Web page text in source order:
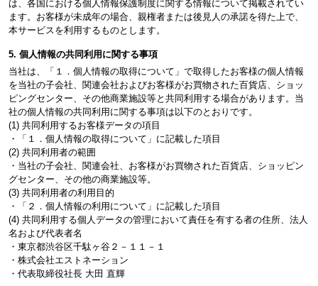
は、各国における個人情報保護制度に関する情報について掲載されてい
ます。お客様が未成年の場合、親権者または後見人の承諾を得た上で、
本サービスを利用するものとします。
5. 個人情報の共同利用に関する事項
当社は、「１．個人情報の取得について」で取得したお客様の個人情報
を当社の子会社、関連会社およびお客様がお買物された百貨店、ショッ
ピングセンター、その他商業施設等と共同利用する場合があります。当
社の個人情報の共同利用に関する事項は以下のとおりです。
(1) 共同利用するお客様データの項目
・「１．個人情報の取得について」に記載した項目
(2) 共同利用者の範囲
・当社の子会社、関連会社、お客様がお買物された百貨店、ショッピン
グセンター、その他の商業施設等。
(3) 共同利用者の利用目的
・「２．個人情報の利用について」に記載した項目
(4) 共同利用する個人データの管理において責任を有する者の住所、法人
名および代表者名
・東京都渋谷区千駄ヶ谷２－１１－１
・株式会社エストネーション
・代表取締役社長 大田 直輝